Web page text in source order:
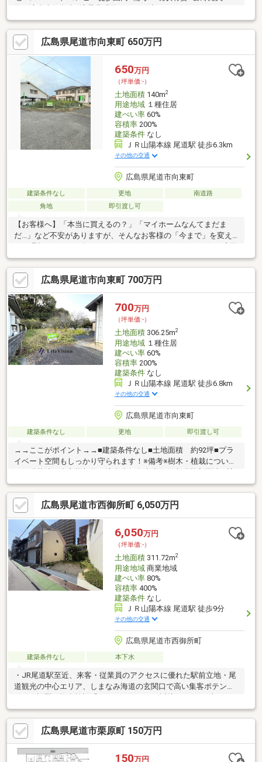
広島県尾道市向東町 650万円
650万円
（坪単価:-）
土地面積140m2
用途地域１種住居
建ぺい率60%
容積率200%
建築条件なし
ＪＲ山陽本線 尾道駅 徒歩6.3km
その他の交通
広島県尾道市向東町
建築条件なし 更地
南道路
角地
即引渡し可
【お客様へ】「本当に買えるの？」「マイホームなんてまだま
だ...」など不安がありますが、そんなお客様の「今まで」を変え
の「これから」を応援させていただくため、妥協のないマイホー
ム探しをお手伝いいたします。資金計画・ローン・税金・リフォ
ームの事など、細部までお打ち合わせさせていただき、取引後に
ついても住まいのサポートだけでなく、お客様の人生に寄り添う
お手伝いをさせていただきます。
広島県尾道市向東町 700万円
700万円
（坪単価:-）
土地面積306.25m2
用途地域１種住居
建ぺい率60%
容積率200%
建築条件なし
ＪＲ山陽本線 尾道駅 徒歩6.8km
その他の交通
広島県尾道市向東町
建築条件なし 更地 即引渡し可
→→ここがポイント→→■建築条件なし■土地面積 約92坪■プラ
イベート空間もしっかり守られます！※備考※樹木・植栽について
は、現状渡し売主様契約不適合責任免責崖条例土砂災害区域に該
当
広島県尾道市西御所町 6,050万円
6,050万円
（坪単価:-）
土地面積311.72m2
用途地域商業地域
建ぺい率80%
容積率400%
建築条件なし
ＪＲ山陽本線 尾道駅 徒歩9分
その他の交通
広島県尾道市西御所町
建築条件なし 本下水
・JR尾道駅至近、来客・従業員のアクセスに優れた駅前立地・尾
道観光の中心エリア、しまなみ海道の玄関口で高い集客ポテンシ
ャル・話題の複合施設「ONOMICHI U2」に近接、エリアブランド
と回遊性を活かせる立地
広島県尾道市栗原町 150万円
150万円